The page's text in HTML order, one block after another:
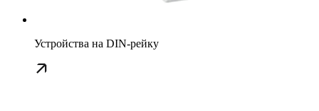
Устройства на DIN-рейку